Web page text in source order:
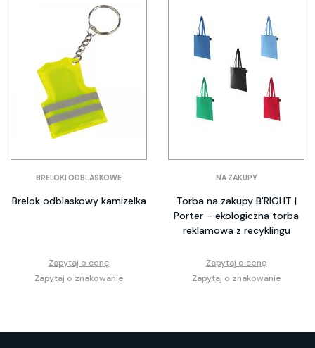
BRELOKI ODBLASKOWE
Brelok odblaskowy kamizelka
Zapytaj o cenę
Zapytaj o znakowanie
NA ZAKUPY
Torba na zakupy B'RIGHT |
Porter – ekologiczna torba
reklamowa z recyklingu
Zapytaj o cenę
Zapytaj o znakowanie